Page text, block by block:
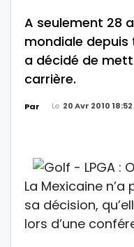
A seulement 28
mondiale depuis
a décidé de
carrière.
Par Le 20 Avr 2010 18:52
La Mexicaine
sa décision,
lors d’une